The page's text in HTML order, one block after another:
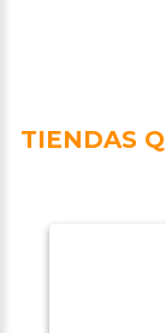
TIENDAS